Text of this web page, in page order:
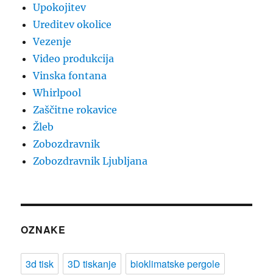
Upokojitev
Ureditev okolice
Vezenje
Video produkcija
Vinska fontana
Whirlpool
Zaščitne rokavice
Žleb
Zobozdravnik
Zobozdravnik Ljubljana
OZNAKE
3d tisk 3D tiskanje
bioklimatske pergole